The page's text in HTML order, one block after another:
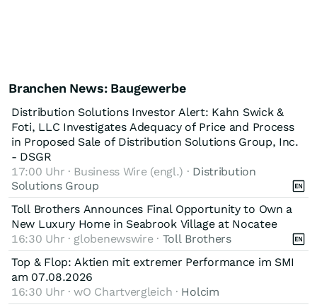
Branchen News: Baugewerbe
Distribution Solutions Investor Alert: Kahn Swick &
Foti, LLC Investigates Adequacy of Price and Process
in Proposed Sale of Distribution Solutions Group, Inc.
- DSGR
17:00 Uhr · Business Wire (engl.) · Distribution
Solutions Group
Toll Brothers Announces Final Opportunity to Own a
New Luxury Home in Seabrook Village at Nocatee
16:30 Uhr · globenewswire · Toll Brothers
Top & Flop: Aktien mit extremer Performance im SMI
am 07.08.2026
16:30 Uhr · wO Chartvergleich · Holcim